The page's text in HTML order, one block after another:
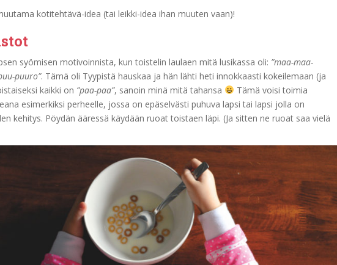
kotitehtävä-idea (tai leikki-idea ihan muuten vaan)!
syömisen motivoinnista, kun toistelin laulaen mitä lusikassa oli: ”maa-maa-
puuro”. Tämä oli Tyypistä hauskaa ja hän lähti heti innokkaasti kokeilemaan (ja
kaikki on ”paa-paa”, sanoin minä mitä tahansa
Tämä voisi toimia
esimerkiksi perheelle, jossa on epäselvästi puhuva lapsi tai lapsi jolla on
kehitys. Pöydän ääressä käydään ruoat toistaen läpi. (Ja sitten ne ruoat saa vielä